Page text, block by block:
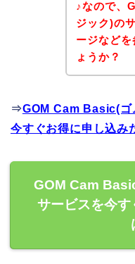
♪なので、
ジック)の
ージなど
ょうか？
⇒GOM Cam Basic(ゴ
今すぐお得に申し込み
GOM Cam
サービスを今